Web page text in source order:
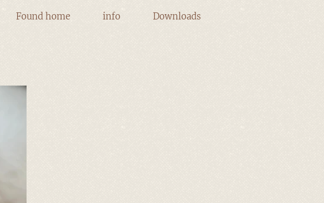
Found home info Downloads